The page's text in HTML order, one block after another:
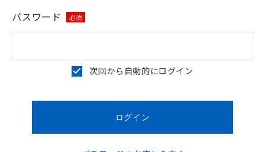
パスワード 必須
次回から自動的にログイン